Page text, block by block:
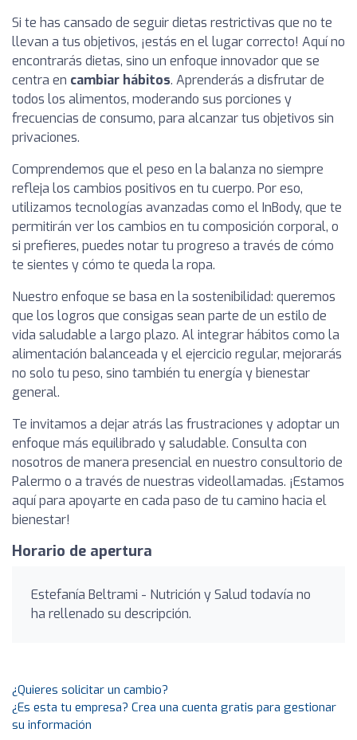
Si te has cansado de seguir dietas restrictivas que no te
llevan a tus objetivos, ¡estás en el lugar correcto! Aquí no
encontrarás dietas, sino un enfoque innovador que se
centra en cambiar hábitos. Aprenderás a disfrutar de
todos los alimentos, moderando sus porciones y
frecuencias de consumo, para alcanzar tus objetivos sin
privaciones.
Comprendemos que el peso en la balanza no siempre
refleja los cambios positivos en tu cuerpo. Por eso,
utilizamos tecnologías avanzadas como el InBody, que te
permitirán ver los cambios en tu composición corporal, o
si prefieres, puedes notar tu progreso a través de cómo
te sientes y cómo te queda la ropa.
Nuestro enfoque se basa en la sostenibilidad: queremos
que los logros que consigas sean parte de un estilo de
vida saludable a largo plazo. Al integrar hábitos como la
alimentación balanceada y el ejercicio regular, mejorarás
no solo tu peso, sino también tu energía y bienestar
general.
Te invitamos a dejar atrás las frustraciones y adoptar un
enfoque más equilibrado y saludable. Consulta con
nosotros de manera presencial en nuestro consultorio de
Palermo o a través de nuestras videollamadas. ¡Estamos
aquí para apoyarte en cada paso de tu camino hacia el
bienestar!
Horario de apertura
Estefanía Beltrami - Nutrición y Salud todavía no
ha rellenado su descripción.
¿Quieres solicitar un cambio?
¿Es esta tu empresa? Crea una cuenta gratis para gestionar
su información